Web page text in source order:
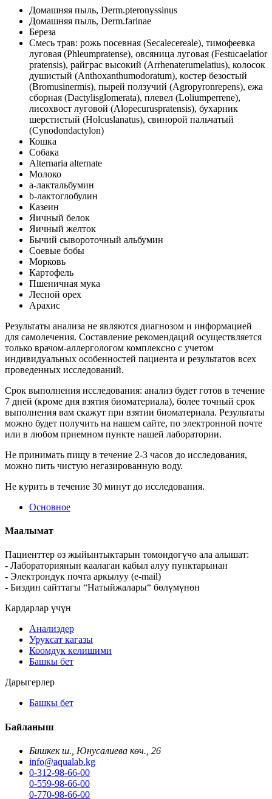
Домашняя пыль, Derm.pteronyssinus
Домашняя пыль, Derm.farinae
Береза
Смесь трав: рожь посевная (Secalecereale), тимофеевка
луговая (Phleumpratense), овсяница луговая (Festucaelatior
pratensis), райграс высокий (Arrhenaterumelatius), колосок
душистый (Anthoxanthumodoratum), костер безостый
(Bromusinermis), пырей ползучий (Agropyronrepens), ежа
сборная (Dactylisglomerata), плевел (Loliumperrene),
лисохвост луговой (Alopecuruspratensis), бухарник
шерстистый (Holcuslanatus), свинорой пальчатый
(Cynodondactylon)
Кошка
Собака
Alternaria alternate
Молоко
а-лактальбумин
b-лактоглобулин
Казеин
Яичный белок
Яичный желток
Бычий сывороточный альбумин
Соевые бобы
Морковь
Картофель
Пшеничная мука
Лесной орех
Арахис
Результаты анализа не являются диагнозом и информацией
для самолечения. Составление рекомендаций осуществляется
только врачом-аллергологом комплексно с учетом
индивидуальных особенностей пациента и результатов всех
проведенных исследований.
Срок выполнения исследования: анализ будет готов в течение
7 дней (кроме дня взятия биоматериала), более точный срок
выполнения вам скажут при взятии биоматериала. Результаты
можно будет получить на нашем сайте, по электронной почте
или в любом приемном пункте нашей лаборатории.
Не принимать пищу в течение 2-3 часов до исследования,
можно пить чистую негазированную воду.
Не курить в течение 30 минут до исследования.
Основное
Маалымат
Пациенттер өз жыйынтыктарын төмөндөгүчө ала алышат:
- Лабораториянын каалаган кабыл алуу пунктарынан
- Электрондук почта аркылуу (e-mail)
- Биздин сайттагы “Натыйжалары“ бөлүмүнөн
Кардарлар үчүн
Анализдер
Уруксат кагазы
Коомдук келишими
Башкы бет
Дарыгерлер
Башкы бет
Байланыш
Бишкек ш., Юнусалиева көч., 26
info@aqualab.kg
0-312-98-66-00
0-559-98-66-00
0-770-98-66-00